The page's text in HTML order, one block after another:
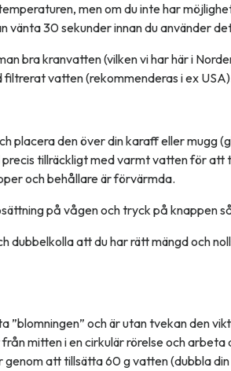
men om du inte har
vänta 30 sekunder innan du använder
bra kranvatten (vilken vi har här i
vatten (rekommenderas i ex
placera den över din karaff eller mugg
tillräckligt med varmt vatten för att
och behållare är förvärmda.
på vågen och tryck på knappen
dubbelkolla att du har rätt mängd och
”blomningen” och är utan tvekan den
mitten i en cirkulär rörelse och
att tillsätta 60 g vatten (dubbla